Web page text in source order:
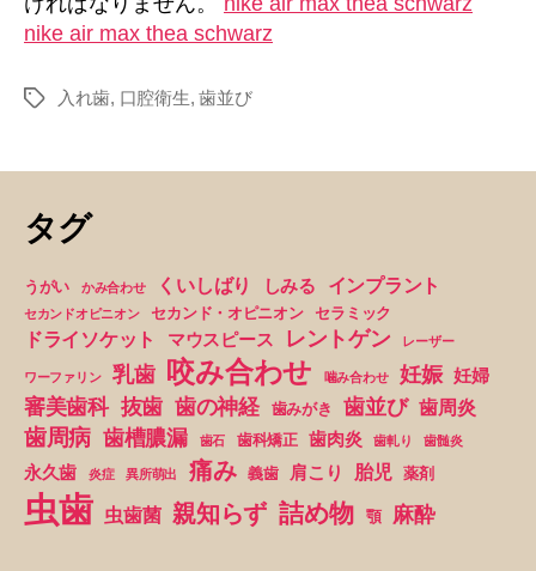
nike air max thea schwarz
タ
入れ歯, 口腔衛生,歯並び
タグ
うがい かみ合わせ くいしばり しみる インプラント
セカンドオピニオン セカンド・オピニオン セラミック
ドライソケット マウスピース レントゲン レーザー
ワーファリン 乳歯 咬み合わせ 噛み合わせ 妊娠 妊婦
審美歯科 抜歯 歯の神経 歯みがき 歯並び 歯周炎
歯周病 歯槽膿漏 歯石 歯科矯正 歯肉炎 歯軋り 歯髄炎
永久歯 炎症 異所萌出 痛み 義歯 肩こり 胎児 薬剤
虫歯 虫歯菌 親知らず 詰め物 顎 麻酔